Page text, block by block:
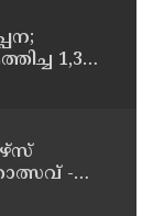
1,350
-